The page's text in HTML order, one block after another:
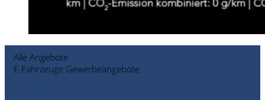
Alle Angebote
E-Fahrzeuge Gewerbeangebote